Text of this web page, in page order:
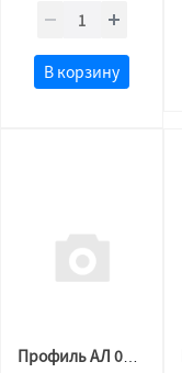
В корзину